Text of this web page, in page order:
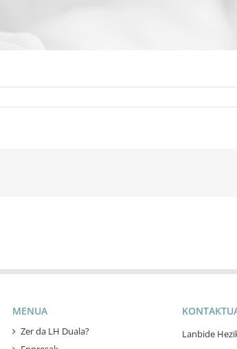
MENUA
Zer da LH Duala?
Lanbide